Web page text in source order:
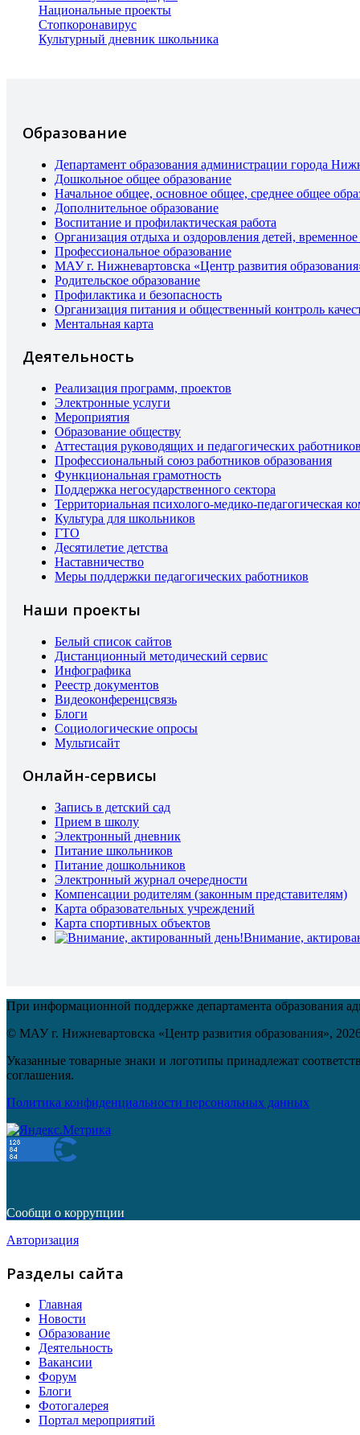
Национальные проекты
Стопкоронавирус
Культурный дневник школьника
Образование
Департамент образования администрации города
Дошкольное общее образование
Начальное общее, основное общее, среднее общее
Дополнительное образование
Воспитание и профилактическая работа
Организация отдыха и оздоровления детей,
Профессиональное образование
МАУ г. Нижневартовска «Центр развития
Родительское образование
Профилактика и безопасность
Организация питания и общественный контроль
Ментальная карта
Деятельность
Реализация программ, проектов
Электронные услуги
Мероприятия
Образование обществу
Аттестация руководящих и педагогических работников
Профессиональный союз работников образования
Функциональная грамотность
Поддержка негосударственного сектора
Территориальная психолого-медико-педагогическая
Культура для школьников
ГТО
Десятилетие детства
Наставничество
Меры поддержки педагогических работников
Наши проекты
Белый список сайтов
Дистанционный методический сервис
Инфографика
Реестр документов
Видеоконференцсвязь
Блоги
Социологические опросы
Мультисайт
Онлайн-сервисы
Запись в детский сад
Прием в школу
Электронный дневник
Питание школьников
Питание дошкольников
Электронный журнал очередности
Компенсации родителям (законным представителям)
Карта образовательных учреждений
Карта спортивных объектов
Внимание,
При информационной поддержке департамента образования
© МАУ г. Нижневартовска «Центр развития образования»,
Указанные товарные знаки и логотипы принадлежат
соглашения.
Политика конфиденциальности персональных данных
Сообщи о коррупции
Авторизация
Разделы сайта
Главная
Новости
Образование
Деятельность
Вакансии
Форум
Блоги
Фотогалерея
Портал мероприятий